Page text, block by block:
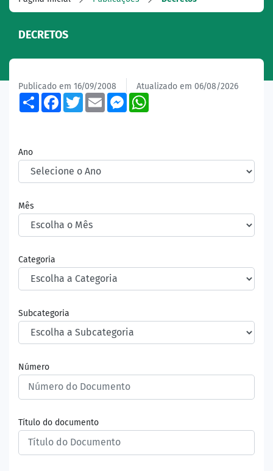
DECRETOS
Publicado em 16/09/2008 Atualizado em 06/08/2026
ShareFacebook
TwitterEmailMessenger
Ano
Mês
Categoria
Subcategoria
Número
Título do documento